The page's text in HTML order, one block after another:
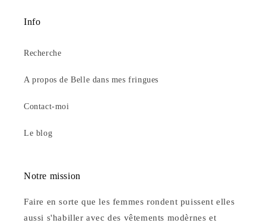
Info
Recherche
A propos de Belle dans mes fringues
Contact-moi
Le blog
Notre mission
Faire en sorte que les femmes rondent puissent elles
aussi s'habiller avec des vêtements modèrnes et